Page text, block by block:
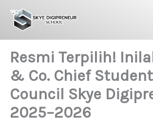
content
Resmi Terpilih!
& Co. Chief Student
Council Skye
2025–2026